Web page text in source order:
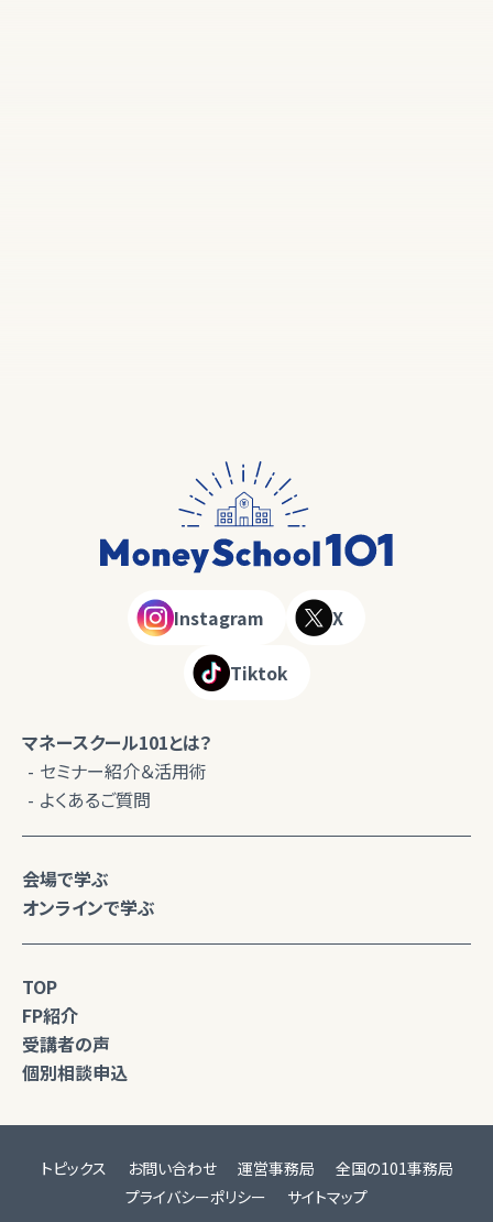
Instagram X
Tiktok
マネースクール101とは？
セミナー紹介＆活用術
よくあるご質問
会場で学ぶ
オンラインで学ぶ
TOP
FP紹介
受講者の声
個別相談申込
トピックス お問い合わせ 運営事務局
全国の101事務局
プライバシーポリシー
サイトマップ